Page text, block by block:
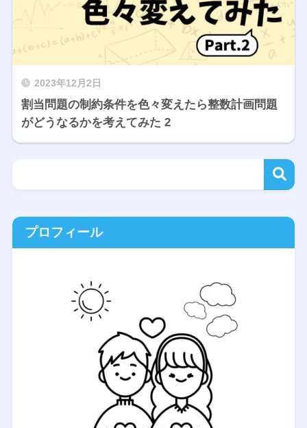
2023年12月2日
割当問題の制約条件を色々変えたら整数計画問題
がどうなるかを考えてみた 2
プロフィール